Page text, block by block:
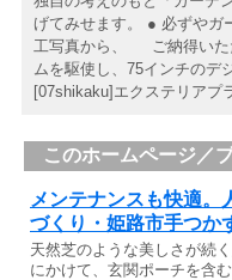
げてみせます。 ● 必ずやガ
工写真から、 ご納得いた
ムを駆使し、75インチのデ
[07shikaku]エクステリアプ
このホームページ／
メンテナンスも快適。
づくり・姫路市手つか
天然芝のような美しさが続
にかけて、玄関ポーチを含